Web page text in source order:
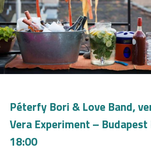
Péterfy Bori & Love Band,
Vera Experiment – Budapest
18:00